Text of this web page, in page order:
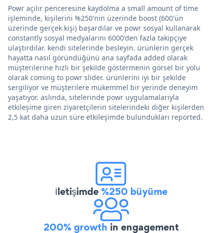
Powr açılır penceresine kaydolma a small amount of time
işleminde, kişilerini %250'nin üzerinde boost (600'ün
üzerinde gerçek kişi) başardılar ve powr sosyal kullanarak
constantly sosyal medyalarını 6000'den fazla takipçiye
ulaştırdılar. kendi sitelerinde besleyin. ürünlerin gerçek
hayatta nasıl göründüğünü ana sayfada added olarak
müşterilerine hızlı bir şekilde göstermenin görsel bir yolu
olarak coming to powr slider. ürünlerini iyi bir şekilde
sergiliyor ve müşterilere mükemmel bir yerinde deneyim
yaşatıyor. aslında, sitelerinde powr uygulamalarıyla
etkileşime giren ziyaretçilerin sitelerindeki diğer kişilerden
2,5 kat daha uzun süre etkileşimde bulundukları reported.
İletişimde%250 büyüme
200% growth in engagement